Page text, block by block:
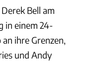
Bell am
in einem 24-
ihre Grenzen,
und Andy